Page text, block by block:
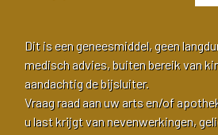
Dit is een geneesmiddel, geen
medisch advies, buiten bereik van
aandachtig de bijsluiter.
Vraag raad aan uw arts en/of
u last krijgt van nevenwerkingen,